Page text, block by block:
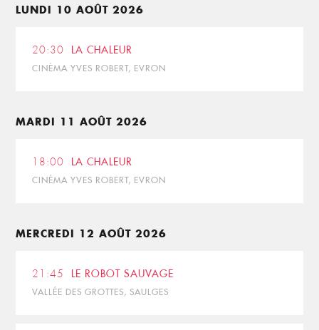
LUNDI 10 AOÛT 2026
20:30 LA CHALEUR
CINÉMA YVES ROBERT, EVRON
MARDI 11 AOÛT 2026
18:00 LA CHALEUR
CINÉMA YVES ROBERT, EVRON
MERCREDI 12 AOÛT 2026
21:45 LE ROBOT SAUVAGE
VALLÉE DES GROTTES, SAULGES